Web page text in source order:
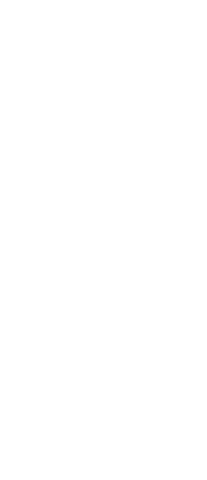
具体的に見ていきま
いう疑問にも答えが
運営側で名前が
支える側」として語